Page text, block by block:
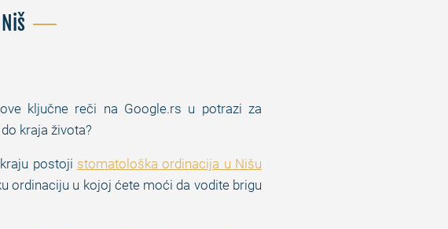
ključne reči na Google.rs u potrazi za
kraja života?
postoji stomatološka ordinacija u Nišu
ordinaciju u kojoj ćete moći da vodite brigu